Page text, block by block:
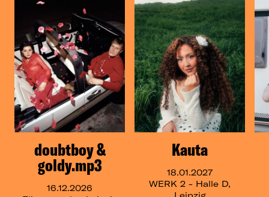
doubtboy &
goldy.mp3
16.12.2026
Kauta
18.01.2027
WERK 2 - Halle D,